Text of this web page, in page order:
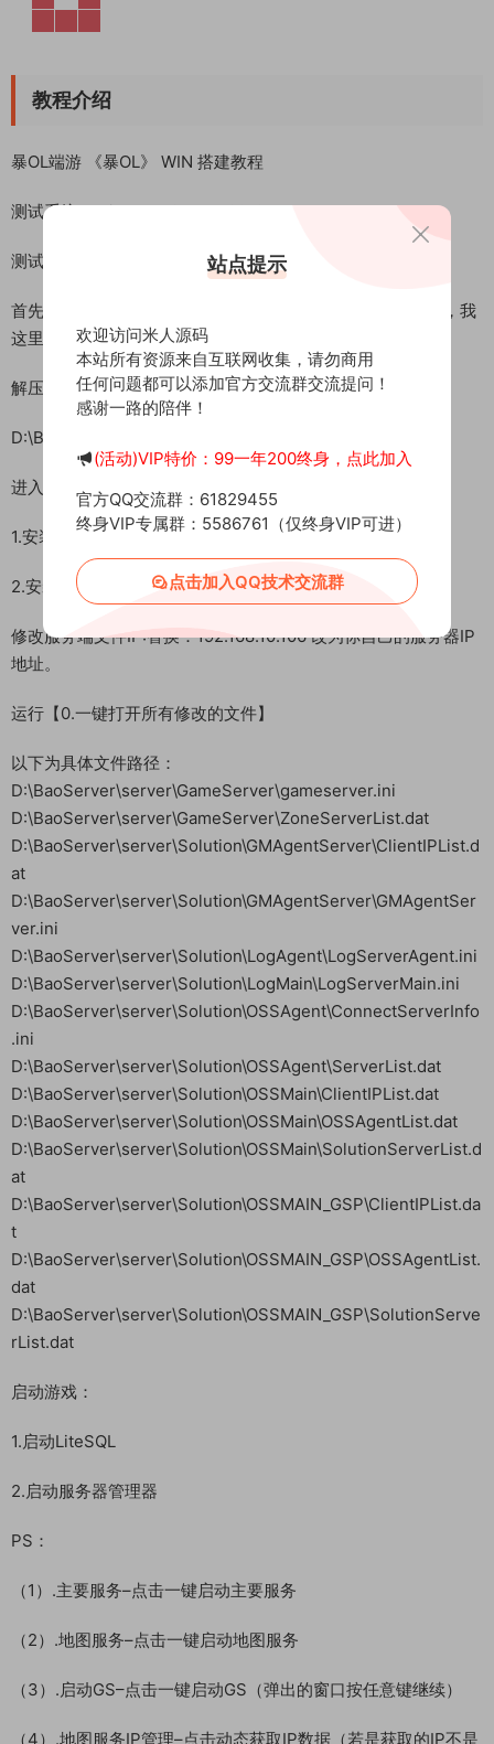
教程介绍
暴OL端游 《暴OL》 WIN 搭建教程
测试系统：Windows Server 2019
测试IP：192.168.2.166 （外网架设和局网架设方法一样）
首先进入我们官网：MiR6.com 搜索《暴OL》下载好服务端，我
这里已事先下载好了
解压服务端到D盘根目录：
D:\BaoServer
进入环境文件夹安装常用环境：
1.安装常用运行库合集
2.安装notepad++中文版
修改服务端文件IP:替换：192.168.10.106 改为你自己的服务器IP
地址。
运行【0.一键打开所有修改的文件】
以下为具体文件路径：
D:\BaoServer\server\GameServer\gameserver.ini
D:\BaoServer\server\GameServer\ZoneServerList.dat
D:\BaoServer\server\Solution\GMAgentServer\ClientIPList.d
at
D:\BaoServer\server\Solution\GMAgentServer\GMAgentSer
ver.ini
D:\BaoServer\server\Solution\LogAgent\LogServerAgent.ini
D:\BaoServer\server\Solution\LogMain\LogServerMain.ini
D:\BaoServer\server\Solution\OSSAgent\ConnectServerInfo
.ini
D:\BaoServer\server\Solution\OSSAgent\ServerList.dat
D:\BaoServer\server\Solution\OSSMain\ClientIPList.dat
D:\BaoServer\server\Solution\OSSMain\OSSAgentList.dat
D:\BaoServer\server\Solution\OSSMain\SolutionServerList.d
at
D:\BaoServer\server\Solution\OSSMAIN_GSP\ClientIPList.da
t
D:\BaoServer\server\Solution\OSSMAIN_GSP\OSSAgentList.
dat
D:\BaoServer\server\Solution\OSSMAIN_GSP\SolutionServe
rList.dat
启动游戏：
1.启动LiteSQL
2.启动服务器管理器
PS：
（1）.主要服务–点击一键启动主要服务
（2）.地图服务–点击一键启动地图服务
（3）.启动GS–点击一键启动GS（弹出的窗口按任意键继续）
（4）.地图服务IP管理–点击动态获取IP数据（若是获取的IP不是
站点提示
欢迎访问米人源码
本站所有资源来自互联网收集，请勿商用
任何问题都可以添加官方交流群交流提问！
感谢一路的陪伴！
(活动)VIP特价：99一年200终身，点此加入
官方QQ交流群：61829455
终身VIP专属群：5586761（仅终身VIP可进）
点击加入QQ技术交流群